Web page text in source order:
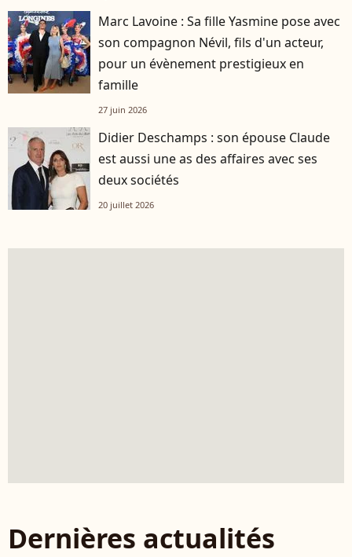
Marc Lavoine : Sa fille Yasmine pose avec
son compagnon Névil, fils d'un acteur,
pour un évènement prestigieux en
famille
27 juin 2026
Didier Deschamps : son épouse Claude
est aussi une as des affaires avec ses
deux sociétés
20 juillet 2026
Dernières actualités